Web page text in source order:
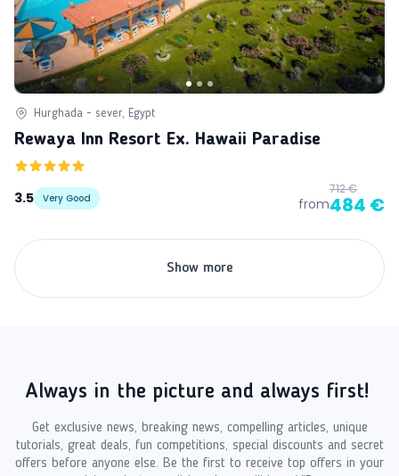
Hurghada - sever, Egypt
Rewaya Inn Resort Ex. Hawaii Paradise
3.5 Very Good from
712 €
484 €
Show more
Always in the picture and always first!
Get exclusive news, breaking news, compelling articles, unique
tutorials, great deals, fun competitions, special discounts and secret
offers before anyone else. Be the first to receive top offers in your